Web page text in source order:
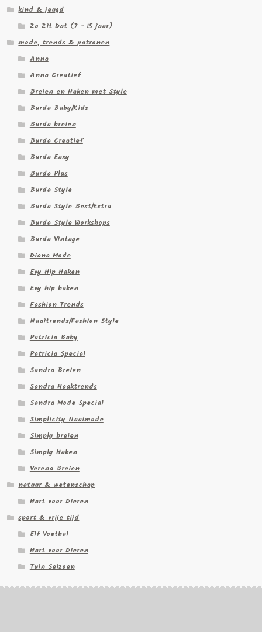
kind & jeugd
Zo Zit Dat (7 - 15 jaar)
mode, trends & patronen
Anna
Anna Creatief
Breien en Haken met Style
Burda Baby/Kids
Burda breien
Burda Creatief
Burda Easy
Burda Plus
Burda Style
Burda Style Best/Extra
Burda Style Workshops
Burda Vintage
Diana Mode
Evy Hip Haken
Evy hip haken
Fashion Trends
Naaitrends/Fashion Style
Patricia Baby
Patricia Special
Sandra Breien
Sandra Haaktrends
Sandra Mode Special
Simplicity Naaimode
Simply breien
Simply Haken
Verena Breien
natuur & wetenschap
Hart voor Dieren
sport & vrije tijd
Elf Voetbal
Hart voor Dieren
Tuin Seizoen